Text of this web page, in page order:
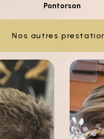
Pontorson
Nos autres